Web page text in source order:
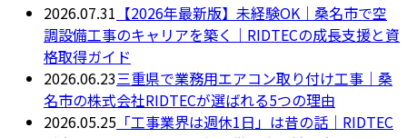
2026.07.31 【2026年最新版】未経験OK｜桑名市で空
調設備工事のキャリアを築く｜RIDTECの成長支援と資
格取得ガイド
2026.06.23三重県で業務用エアコン取り付け工事｜桑
名市の株式会社RIDTECが選ばれる5つの理由
2026.05.25 「工事業界は週休1日」は昔の話｜RIDTEC